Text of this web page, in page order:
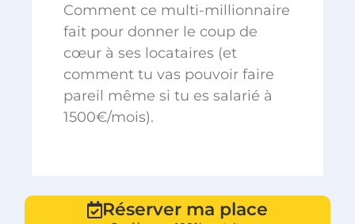
Comment ce multi-millionnaire
fait pour donner le coup de
cœur à ses locataires (et
comment tu vas pouvoir faire
pareil même si tu es salarié à
1500€/mois).
Réserver ma place